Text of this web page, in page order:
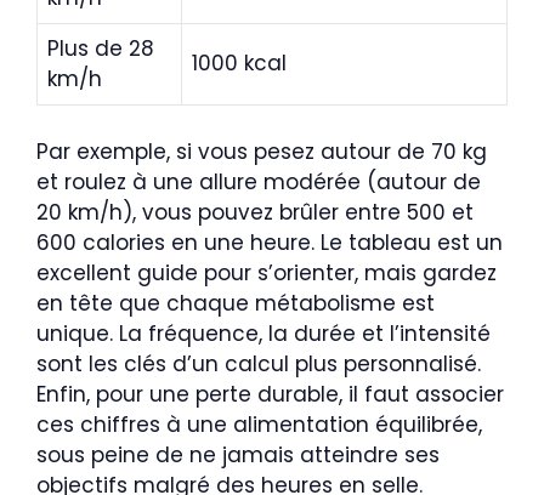
Plus de 28
km/h
1000 kcal
Par exemple, si vous pesez autour de 70 kg
et roulez à une allure modérée (autour de
20 km/h), vous pouvez brûler entre 500 et
600 calories en une heure. Le tableau est un
excellent guide pour s’orienter, mais gardez
en tête que chaque métabolisme est
unique. La fréquence, la durée et l’intensité
sont les clés d’un calcul plus personnalisé.
Enfin, pour une perte durable, il faut associer
ces chiffres à une alimentation équilibrée,
sous peine de ne jamais atteindre ses
objectifs malgré des heures en selle.